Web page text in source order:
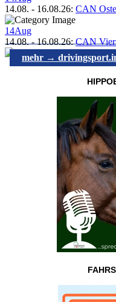
14.08. - 16.08.26: CAN
14Aug
14.08.-16.08.26:CAN
mehr →